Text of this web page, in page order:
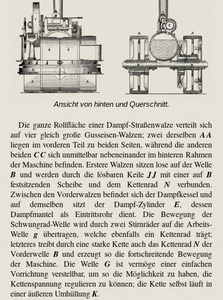
Ansicht von hinten und Querschnitt.
Die ganze Rollfläche einer Dampf-Straßenwalze verteilt sich
auf vier gleich große Gusseisen-Walzen; zwei derselbenA A
liegen im vorderen Teil zu beiden Seiten, während die anderen
beiden C Csich unmittelbar nebeneinander im hinteren Rahmen
der Maschine befinden. Erstere Walzen sitzen lose auf der Welle
B und werden durch die lösbaren KeileJ Jmit einer aufB
festsitzenden Scheibe und dem KettenradN verbunden.
Zwischen den Vorderwalzen befindet sich der Dampfkessel und
auf demselben sitzt der Dampf-ZylinderE, dessen
Dampfmantel als Eintrittsrohr dient. Die Bewegung der
Schwungrad-Welle wird durch zwei Stirnräder auf die Arbeits-
Welleg übertragen, welche ebenfalls ein Kettenrad trägt;
letzteres treibt durch eine starke Kette auch das KettenradN der
VorderwelleB und erzeugt so die fortschreitende Bewegung
der Maschine. Die Welle Gist vermöge einer einfachen
Vorrichtung verstellbar, um so die Möglichkeit zu haben, die
Kettenspannung regulieren zu können; die Kette selbst läuft in
einer äußeren UmhüllungK.